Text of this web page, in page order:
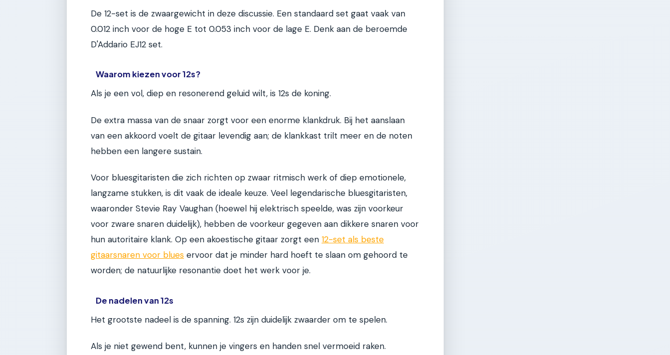
De 12-set is de zwaargewicht in deze discussie. Een standaard set gaat vaak van
0.012 inch voor de hoge E tot 0.053 inch voor de lage E. Denk aan de beroemde
D'Addario EJ12 set.
Waarom kiezen voor 12s?
Als je een vol, diep en resonerend geluid wilt, is 12s de koning.
De extra massa van de snaar zorgt voor een enorme klankdruk. Bij het aanslaan
van een akkoord voelt de gitaar levendig aan; de klankkast trilt meer en de noten
hebben een langere sustain.
Voor bluesgitaristen die zich richten op zwaar ritmisch werk of diep emotionele,
langzame stukken, is dit vaak de ideale keuze. Veel legendarische bluesgitaristen,
waaronder Stevie Ray Vaughan (hoewel hij elektrisch speelde, was zijn voorkeur
voor zware snaren duidelijk), hebben de voorkeur gegeven aan dikkere snaren voor
hun autoritaire klank. Op een akoestische gitaar zorgt een 12-set als beste
gitaarsnaren voor blues ervoor dat je minder hard hoeft te slaan om gehoord te
worden; de natuurlijke resonantie doet het werk voor je.
De nadelen van 12s
Het grootste nadeel is de spanning. 12s zijn duidelijk zwaarder om te spelen.
Als je niet gewend bent, kunnen je vingers en handen snel vermoeid raken.